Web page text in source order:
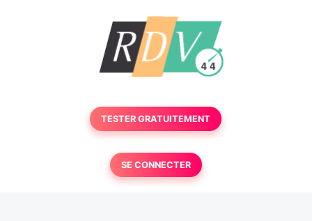
TESTER GRATUITEMENT
SE CONNECTER